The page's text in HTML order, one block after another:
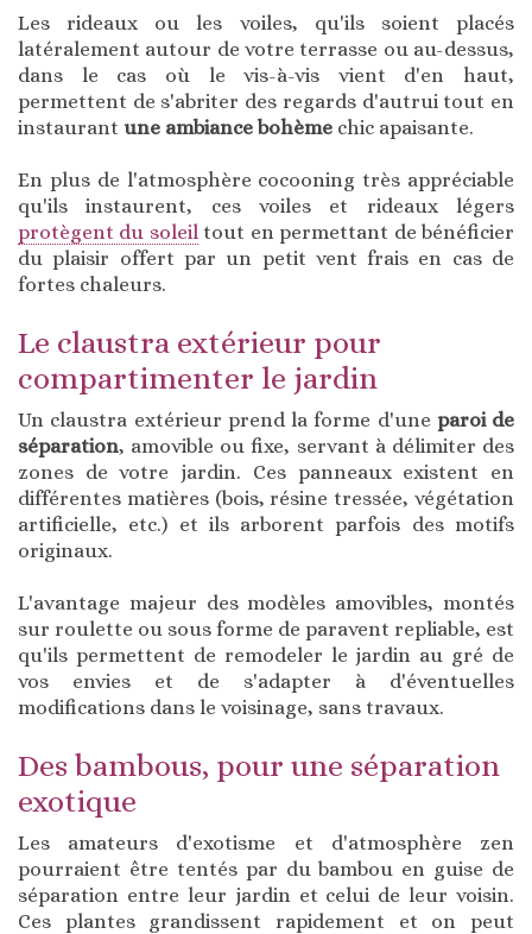
Les rideaux ou les voiles, qu'ils soient placés
latéralement autour de votre terrasse ou au-dessus,
dans le cas où le vis-à-vis vient d'en haut,
permettent de s'abriter des regards d'autrui tout en
instaurant une ambiance bohème chic apaisante.
En plus de l'atmosphère cocooning très appréciable
qu'ils instaurent, ces voiles et rideaux légers
protègent du soleiltout en permettant de bénéficier
du plaisir offert par un petit vent frais en cas de
fortes chaleurs.
Le claustra extérieur pour
compartimenter le jardin
Un claustra extérieur prend la forme d'une paroi de
séparation, amovible ou fixe, servant à délimiter des
zones de votre jardin. Ces panneaux existent en
différentes matières (bois, résine tressée, végétation
artificielle, etc.) et ils arborent parfois des motifs
originaux.
L'avantage majeur des modèles amovibles, montés
sur roulette ou sous forme de paravent repliable, est
qu'ils permettent de remodeler le jardin au gré de
vos envies et de s'adapter à d'éventuelles
modifications dans le voisinage, sans travaux.
Des bambous, pour une séparation
exotique
Les amateurs d'exotisme et d'atmosphère zen
pourraient être tentés par du bambou en guise de
séparation entre leur jardin et celui de leur voisin.
Ces plantes grandissent rapidement et on peut